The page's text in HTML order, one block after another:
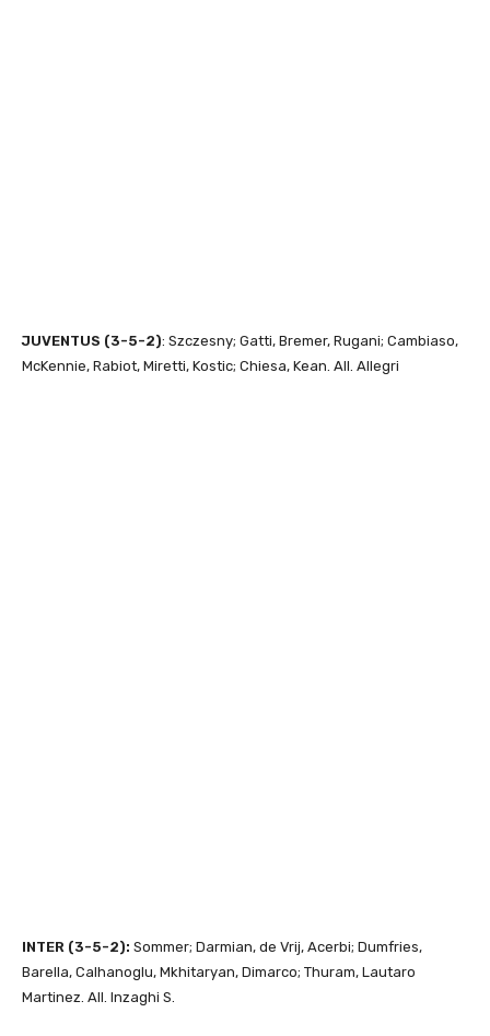
JUVENTUS (3-5-2): Szczesny; Gatti, Bremer, Rugani; Cambiaso,
McKennie, Rabiot, Miretti, Kostic; Chiesa, Kean. All. Allegri
INTER (3-5-2): Sommer; Darmian, de Vrij, Acerbi; Dumfries,
Barella, Calhanoglu, Mkhitaryan, Dimarco; Thuram, Lautaro
Martinez. All. Inzaghi S.